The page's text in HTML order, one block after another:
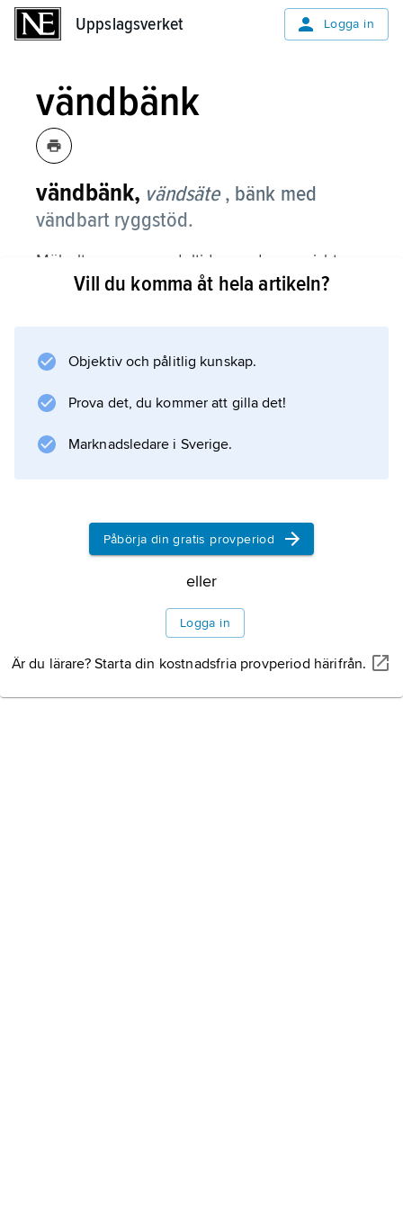
Uppslagsverket Logga in
vändbänk
vändbänk, vändsäte , bänk med
vändbart ryggstöd.
Möbeltypen, av medeltida, nordeuropeiskt
ursprung, har varit vanlig i svenska bondehem
handgrepp ändra plats, sitta vänd mot bordet
kyrkor som brudbänk.
Vill du komma åt hela artikeln?
Objektiv och pålitlig kunskap.
Prova det, du kommer att gilla det!
Marknadsledare i Sverige.
Påbörja din gratis provperiod
eller
Logga in
Är du lärare? Starta din kostnadsfria provperiod härifrån.